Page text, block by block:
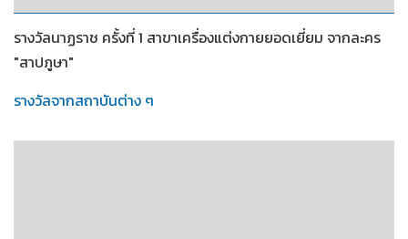
2552
รางวัลนาฏราช ครั้งที่ 1 สาขาเครื่องแต่งกายยอดเยี่ยม จากละคร
"สาปภูษา"
รางวัลจากสถาบันต่าง ๆ